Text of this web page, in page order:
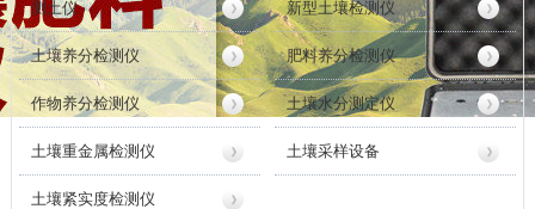
测土仪 新型土壤检测仪
土壤养分检测仪 肥料养分检测仪
作物养分检测仪 土壤水分测定仪
土壤重金属检测仪 土壤采样设备
土壤紧实度检测仪